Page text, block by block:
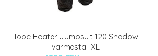
Tobe Heater Jumpsuit 120 Shadow
värmeställ XL